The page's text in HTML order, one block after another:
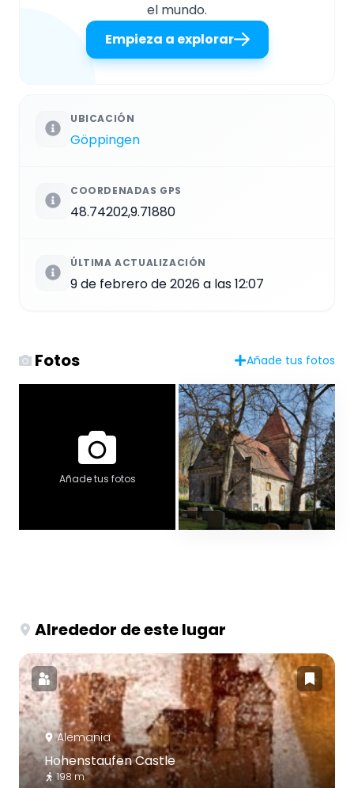
el mundo.
Empieza a explorar
UBICACIÓN
Göppingen
COORDENADAS GPS
48.74202,9.71880
ÚLTIMA ACTUALIZACIÓN
9 de febrero de 2026 a las 12:07
Fotos Añade tus fotos
Añade tus fotos
Alrededor de este lugar
Alemania
Hohenstaufen Castle
198 m